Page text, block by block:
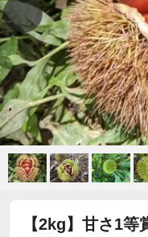
【2kg】甘さ1